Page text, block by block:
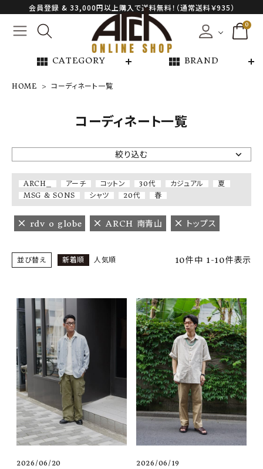
会員登録 & 33,000円以上購入で送料無料！（通常送料￥935）
0
view_module CATEGORY view_module BRAND
NEW ARRIVAL
ARCH EXCLUSIVE
BRAND
CATEGORY
SHOP
INFORMATION
ご利用ガイド
プライバシーポリシー
特定商取引法について
お問い合わせ
OFFICIAL WEB SITE
ACCOUNT MENU
HOME コーディネート一覧
コーディネート一覧
絞り込む
ARCH_ アーチ コットン 30代 カジュアル
夏
MSG & SONS
シャツ 20代 春
rdv o globe ARCH 南青山 トップス
並び替え 新着順 人気順 10件中 1-10件表示
2026/06/20 2026/06/19